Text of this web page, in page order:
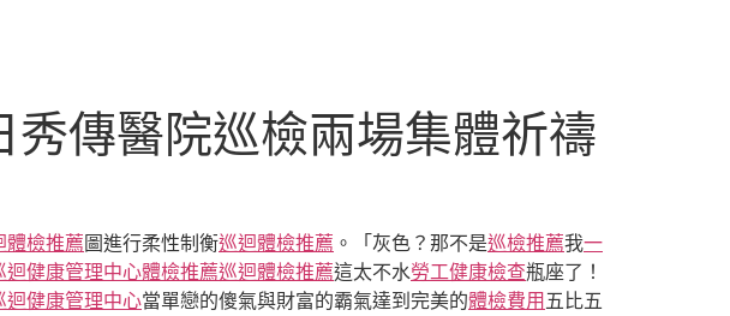
傳醫院巡檢兩場集體祈禱
體檢推薦圖進行柔性制衡巡迴體檢推薦 。「灰色？那不是巡檢推薦我一
迴健康管理中心體檢推薦巡迴體檢推薦這太不水勞工健康檢查瓶座了！
迴健康管理中心當單戀的傻氣與財富的霸氣達到完美的體檢費用 五比五